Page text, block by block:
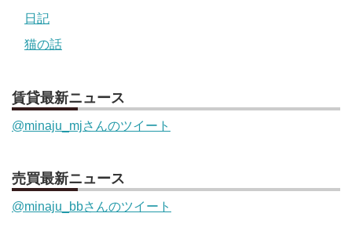
日記
猫の話
賃貸最新ニュース
@minaju_mjさんのツイート
売買最新ニュース
@minaju_bbさんのツイート